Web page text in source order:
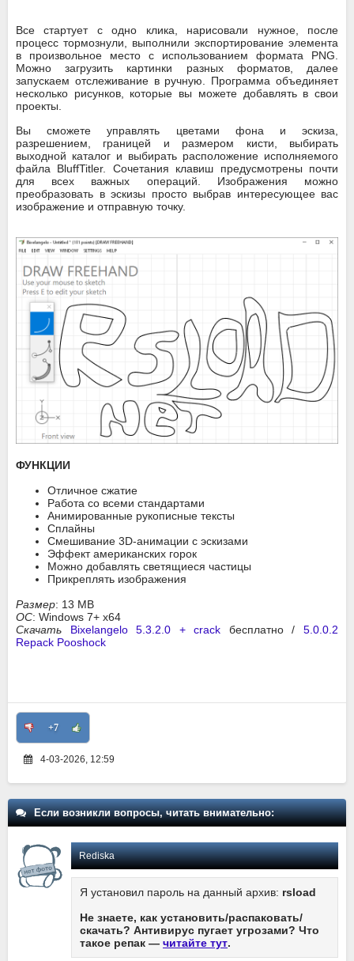
Все стартует с одно клика, нарисовали нужное, после
процесс тормознули, выполнили экспортирование элемента
в произвольное место с использованием формата PNG.
Можно загрузить картинки разных форматов, далее
запускаем отслеживание в ручную. Программа объединяет
несколько рисунков, которые вы можете добавлять в свои
проекты.
Вы сможете управлять цветами фона и эскиза,
разрешением, границей и размером кисти, выбирать
выходной каталог и выбирать расположение исполняемого
файла BluffTitler. Сочетания клавиш предусмотрены почти
для всех важных операций. Изображения можно
преобразовать в эскизы просто выбрав интересующее вас
изображение и отправную точку.
ФУНКЦИИ
Отличное сжатие
Работа со всеми стандартами
Анимированные рукописные тексты
Сплайны
Смешивание 3D-анимации с эскизами
Эффект американских горок
Можно добавлять светящиеся частицы
Прикреплять изображения
Размер: 13 MB
ОС: Windows 7+ x64
Скачать Bixelangelo 5.3.2.0 + crack бесплатно /5.0.0.2
Repack Pooshock
+7
4-03-2026, 12:59
Если возникли вопросы, читать внимательно:
Rediska
Я установил пароль на данный архив: rsload
Не знаете, как установить/распаковать/
скачать? Антивирус пугает угрозами? Что
такое репак — читайте тут.